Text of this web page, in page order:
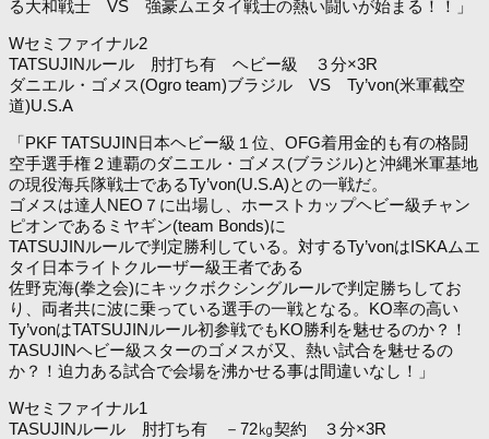
る大和戦士 VS 強豪ムエタイ戦士の熱い闘いが始まる！！」
Wセミファイナル2
TATSUJINルール 肘打ち有 ヘビー級 ３分×3R
ダニエル・ゴメス(Ogro team)ブラジル VS Ty’von(米軍截空
道)U.S.A
「PKF TATSUJIN日本ヘビー級１位、OFG着用金的も有の格闘
空手選手権２連覇のダニエル・ゴメス(ブラジル)と沖縄米軍基地
の現役海兵隊戦士であるTy’von(U.S.A)との一戦だ。
ゴメスは達人NEO７に出場し、ホーストカップヘビー級チャン
ピオンであるミヤギン(team Bonds)に
TATSUJINルールで判定勝利している。対するTy’vonはISKAムエ
タイ日本ライトクルーザー級王者である
佐野克海(拳之会)にキックボクシングルールで判定勝ちしてお
り、両者共に波に乗っている選手の一戦となる。KO率の高い
Ty’vonはTATSUJINルール初参戦でもKO勝利を魅せるのか？！
TASUJINヘビー級スターのゴメスが又、熱い試合を魅せるの
か？！迫力ある試合で会場を沸かせる事は間違いなし！」
Wセミファイナル1
TASUJINルール 肘打ち有 －72㎏契約 ３分×3R